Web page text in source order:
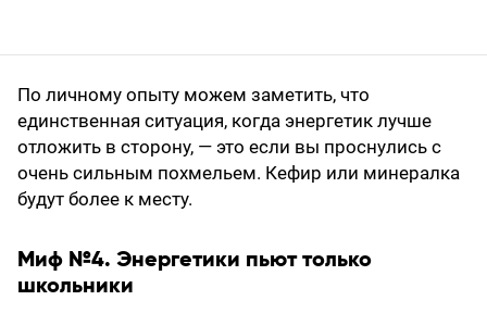
По личному опыту можем заметить, что
единственная ситуация, когда энергетик лучше
отложить в сторону, — это если вы проснулись с
очень сильным похмельем. Кефир или минералка
будут более к месту.
Миф №4. Энергетики пьют только
школьники